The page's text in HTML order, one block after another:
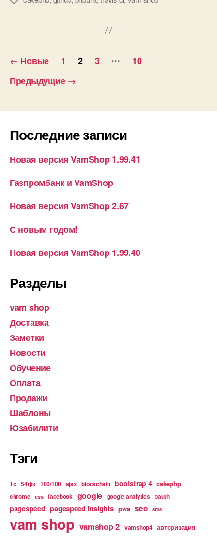
PHPUnit»
Навигация
по
← Новые 1 2 3 …
10
Предыдущие →
Последние записи
Новая версия VamShop 1.99.41
Газпромбанк и VamShop
Новая версия VamShop 2.67
С новым годом!
Новая версия VamShop 1.99.40
Разделы
vam shop
Доставка
Заметки
Новости
Обучение
Оплата
Продажи
Шаблоны
Юзабилити
Тэги
1с 54фз 100/100 ajax blockchain bootstrap 4 cakephp
chrome css facebook google google analytics oauth
pagespeed pagespeed insights pwa seo sms
vam shop vamshop 2 vamshop4 авторизация